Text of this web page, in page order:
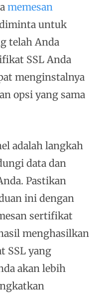
memesan
untuk
telah Anda
SSL Anda
menginstalnya
opsi yang sama
adalah langkah
data dan
Pastikan
ini dengan
sertifikat
menghasilkan
SSL yang
akan lebih